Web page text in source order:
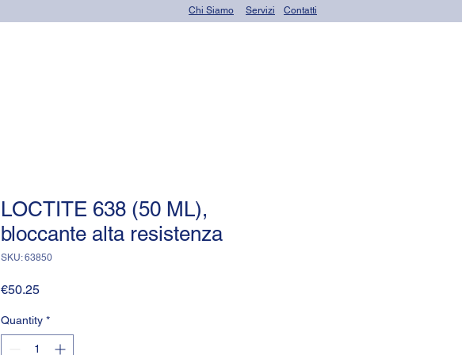
Chi Siamo Servizi Contatti
LOCTITE 638 (50 ML),
bloccante alta resistenza
SKU: 63850
€50.25Price
Quantity *